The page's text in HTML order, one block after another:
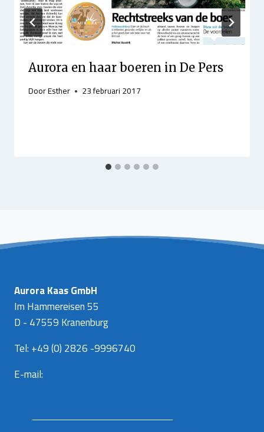
Aurora en haar boeren in De Pers
DoorEsther 23 februari 2017
Aurora Kaas GmbH
Im Hammereisen 55
D - 47559 Kranenburg
Tel: +49 (0) 2826 -9996740
E-mail: